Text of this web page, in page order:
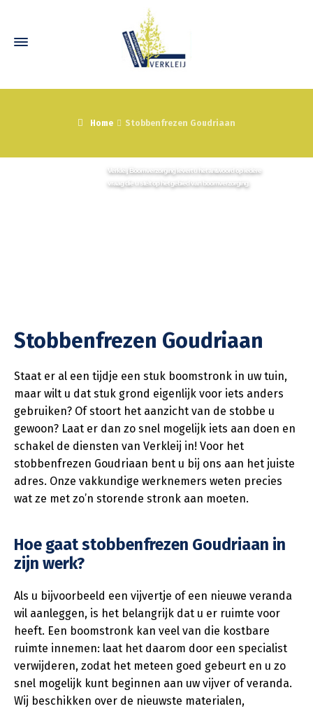
Home Stobbenfrezen Goudriaan
Wij staan graag voor u klaar!
Neem vrijblijvend contact met ons op
Stobbenfrezen Goudriaan
Staat er al een tijdje een stuk boomstronk in uw tuin,
maar wilt u dat stuk grond eigenlijk voor iets anders
gebruiken? Of stoort het aanzicht van de stobbe u
gewoon? Laat er dan zo snel mogelijk iets aan doen en
schakel de diensten van Verkleij in! Voor het
stobbenfrezen Goudriaan bent u bij ons aan het juiste
adres. Onze vakkundige werknemers weten precies
wat ze met zo’n storende stronk aan moeten.
Hoe gaat stobbenfrezen Goudriaan in
zijn werk?
Als u bijvoorbeeld een vijvertje of een nieuwe veranda
wil aanleggen, is het belangrijk dat u er ruimte voor
heeft. Een boomstronk kan veel van die kostbare
ruimte innemen: laat het daarom door een specialist
verwijderen, zodat het meteen goed gebeurt en u zo
snel mogelijk kunt beginnen aan uw vijver of veranda.
Wij beschikken over de nieuwste materialen,